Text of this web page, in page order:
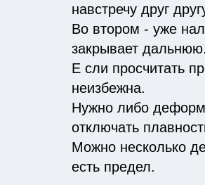
навстречу друг
Во втором - уже
закрывает
Е сли просчитать
неизбежна.
Нужно либо
отключать
Можно несколько
есть предел.